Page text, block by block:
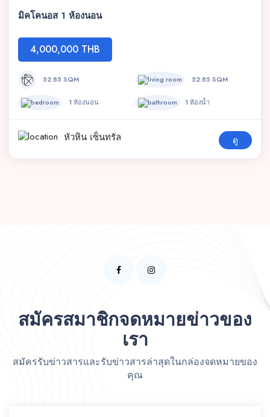
มิคโคนอส 1 ห้องนอน
4,000,000 THB
52.85 SQM 52.85 SQM
1 ห้องนอน 1 ห้องน้ำ
หัวหิน เซ็นทรัล ดู
สมัครสมาชิกจดหมายข่าวของ
เรา
สมัครรับข่าวสารและรับข่าวสารล่าสุดในกล่องจดหมายของ
คุณ